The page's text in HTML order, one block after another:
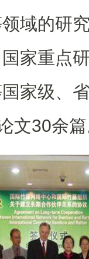
域的研
家重点
家级、
文30余